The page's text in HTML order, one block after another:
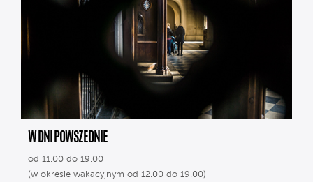
W DNI POWSZEDNIE
od 11.00 do 19.00
(w okresie wakacyjnym od 12.00 do 19.00)